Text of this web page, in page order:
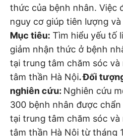
thức của bệnh nhân. Việc
nguy cơ giúp tiên lượng
Mục tiêu: Tìm hiểu yếu tố
giảm nhận thức ở bệnh
tại trung tâm chăm sóc
tâm thần Hà Nội. Đối
nghiên cứu: Nghiên cứu
300 bệnh nhân được
tại trung tâm chăm sóc
tâm thần Hà Nội từ tháng